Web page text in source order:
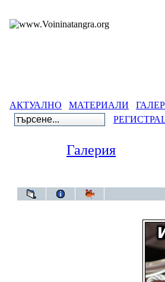
АКТУАЛНО МАТЕРИАЛИ
Галерия